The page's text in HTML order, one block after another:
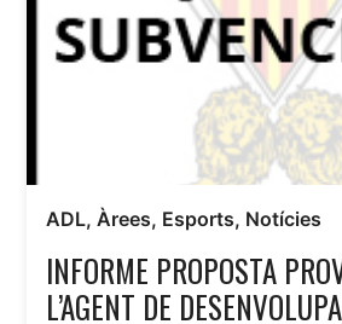
ADL,Àrees, Esports, Notícies
INFORME PROPOSTA
L’AGENT DE